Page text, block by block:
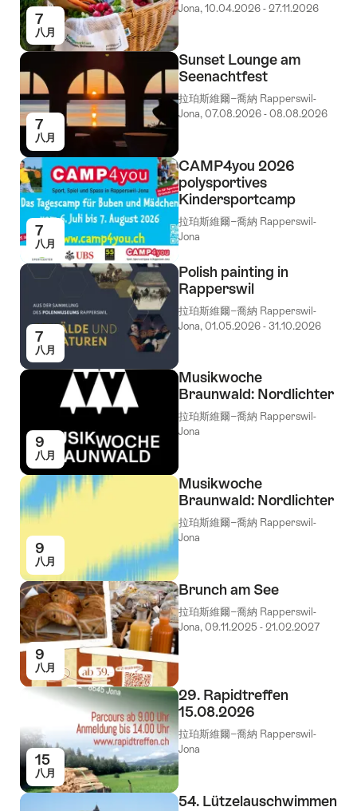
7
八月
Jona, 10.04.2026 - 27.11.2026
7
八月
Sunset Lounge am
Seenachtfest
拉珀斯維爾−喬納 Rapperswil-
Jona, 07.08.2026 - 08.08.2026
7
八月
CAMP4you 2026
polysportives
Kindersportcamp
拉珀斯維爾−喬納 Rapperswil-
Jona
7
八月
Polish painting in
Rapperswil
拉珀斯維爾−喬納 Rapperswil-
Jona, 01.05.2026 - 31.10.2026
9
八月
Musikwoche
Braunwald: Nordlichter
拉珀斯維爾−喬納 Rapperswil-
Jona
9
八月
Musikwoche
Braunwald: Nordlichter
拉珀斯維爾−喬納 Rapperswil-
Jona
9
八月
Brunch am See
拉珀斯維爾−喬納 Rapperswil-
Jona, 09.11.2025 - 21.02.2027
15
八月
29. Rapidtreffen
15.08.2026
拉珀斯維爾−喬納 Rapperswil-
Jona
54. Lützelauschwimmen